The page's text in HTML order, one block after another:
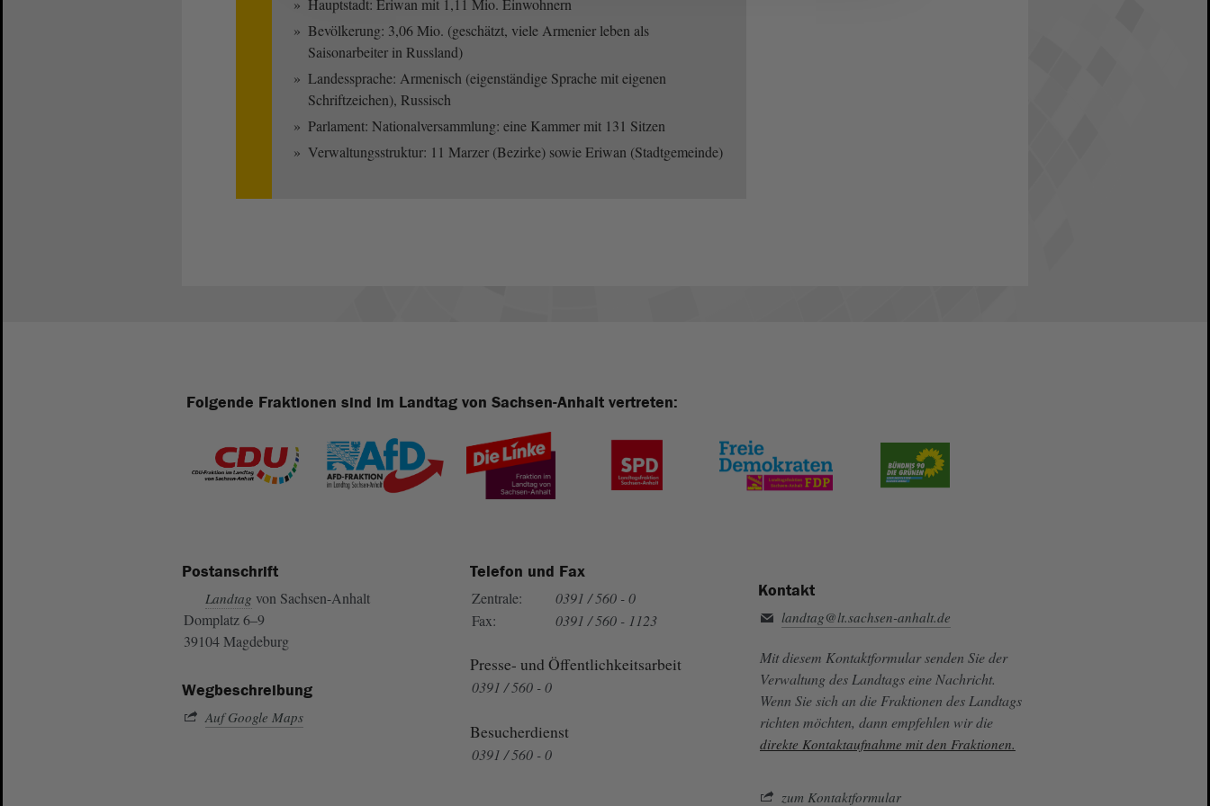
Bevölkerung: 3,06 Mio. (geschätzt, viele Armenier leben als
Saisonarbeiter in Russland)
Landessprache: Armenisch (eigenständige Sprache mit eigenen
Schriftzeichen), Russisch
Parlament: Nationalversammlung: eine Kammer mit 131 Sitzen
Verwaltungsstruktur: 11 Marzer (Bezirke) sowie Eriwan (Stadtgemeinde)
Folgende Fraktionen sind im Landtag von Sachsen-Anhalt vertreten:
Postanschrift
Landtag von Sachsen-Anhalt
Domplatz 6–9
39104 Magdeburg
Wegbeschreibung
Auf Google Maps
Telefon und Fax
Zentrale:
0391 / 560 - 0
Fax:
0391 / 560 - 1123
Presse- und Öffentlichkeitsarbeit
0391 / 560 - 0
Besucherdienst
0391 / 560 - 0
Kontakt
landtag@lt.sachsen-anhalt.de
Mit diesem Kontaktformular senden Sie der
Verwaltung des Landtags eine Nachricht.
Wenn Sie sich an die Fraktionen des Landtags
richten möchten, dann empfehlen wir die
direkte Kontaktaufnahme mit den Fraktionen.
zum Kontaktformular